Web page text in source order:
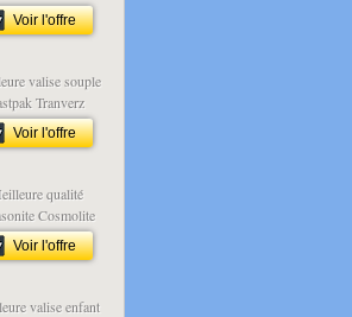
Voir l'offre
valise souple
Tranverz
Voir l'offre
qualité
Cosmolite
Voir l'offre
valise enfant